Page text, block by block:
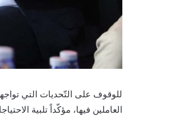
للوقوف على التّحديات التي
العاملين فيها، مؤكّداً تلبية